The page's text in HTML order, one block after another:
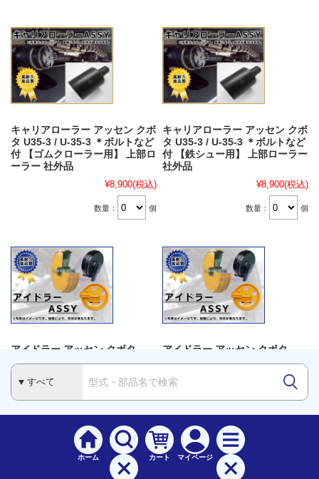
キャリアローラー アッセン クボ
タ U35-3 / U-35-3 ＊ボルトなど
付 【ゴムクローラー用】 上部ロ
ーラー 社外品
¥8,900(税込)
数量： 個
キャリアローラー アッセン クボ
タ U35-3 / U-35-3 ＊ボルトなど
付 【鉄シュー用】 上部ローラー
社外品
¥8,900(税込)
数量： 個
アイドラー アッセン クボタ
U35-3 / U-35-3 ＊ボルトなど付
外品
¥58,700(税込)
数量： 個
アイドラー アッセン クボタ
U35-3 / U-35-3 ＊ボルトなど付
【鉄シュー用】 誘導輪 社外品
(税込)
数量： 個
ホーム カート マイページ